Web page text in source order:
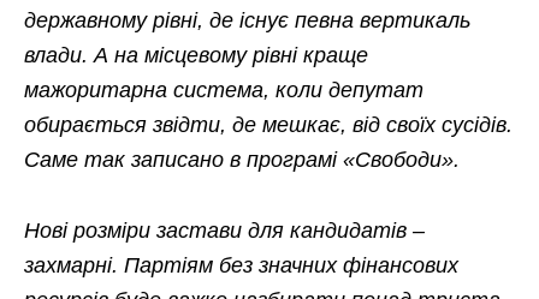
державному рівні, де існує певна вертикаль
влади. А на місцевому рівні краще
мажоритарна система, коли депутат
обирається звідти, де мешкає, від своїх сусідів.
Саме так записано в програмі «Свободи».
Нові розміри застави для кандидатів –
захмарні. Партіям без значних фінансових